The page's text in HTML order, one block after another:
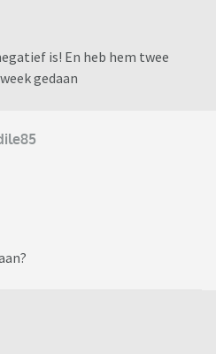
is! En heb hem twee
gedaan